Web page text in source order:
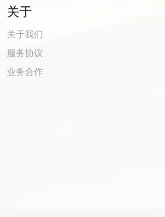
关于
关于我们
服务协议
业务合作